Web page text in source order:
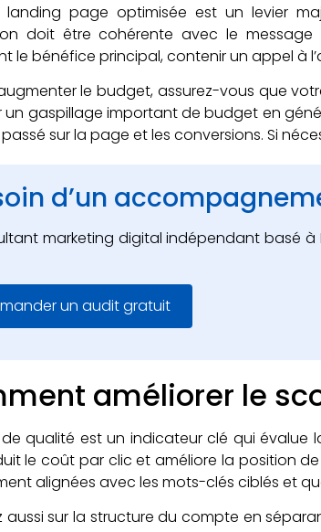
landing page optimisée est un levier
doit être cohérente avec le message
le bénéfice principal, contenir un appel à
le budget, assurez-vous que
un gaspillage important de budget en
sur la page et les conversions. Si
d’un
marketing digital indépendant basé à
un audit gratuit
améliorer le
de qualité est un indicateur clé qui
le coût par clic et améliore la position
alignées avec les mots-clés ciblés et
aussi sur la structure du compte en